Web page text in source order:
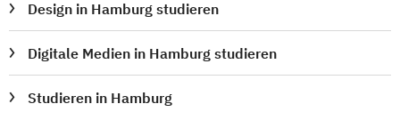
Design in Hamburg studieren
Digitale Medien in Hamburg studieren
Studieren in Hamburg